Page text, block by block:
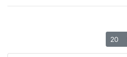
20